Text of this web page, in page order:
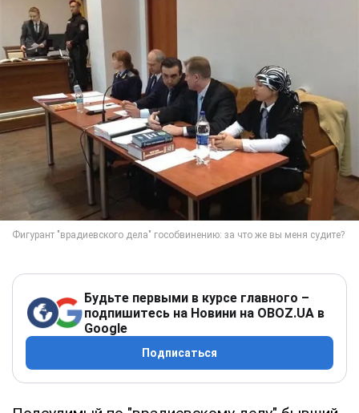
Будьте первыми в курсе главного –
подпишитесь на Новини на OBOZ.UA в
Google
Подписаться